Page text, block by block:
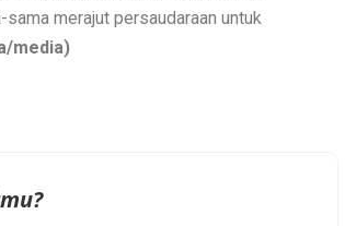
merajut persaudaraan untuk
media)